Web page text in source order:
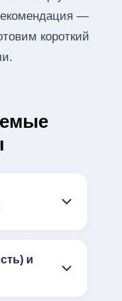
—
короткий
и